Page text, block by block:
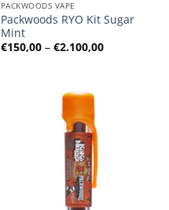
PACKWOODS VAPE
Packwoods RYO Kit Sugar
Mint
€150,00 – €2.100,00